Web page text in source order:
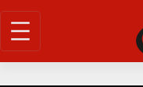
Pular
para